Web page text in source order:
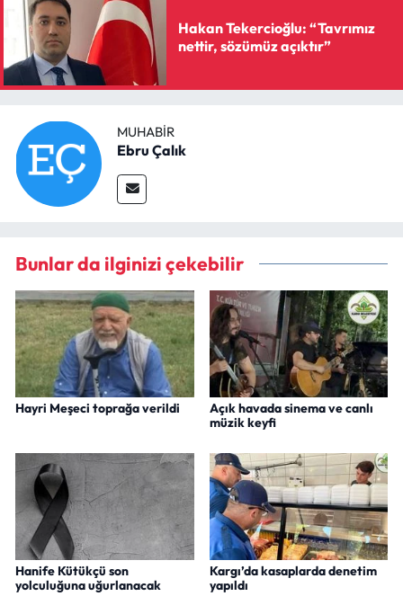
Hakan Tekercioğlu: “Tavrımız
nettir, sözümüz açıktır”
MUHABIR
Ebru Çalık
Bunlar da ilginizi çekebilir
Hayri Meşeci toprağa verildi
Açık havada sinema ve canlı
müzik keyfi
Hanife Kütükçü son
yolculuğuna uğurlanacak
Kargı’da kasaplarda denetim
yapıldı